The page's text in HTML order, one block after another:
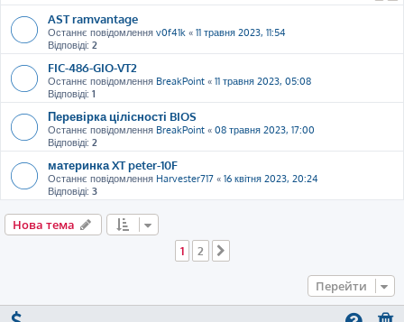
AST ramvantage
Останнє повідомлення v0f41k « 11 травня 2023, 11:54
Відповіді: 2
FIC-486-GIO-VT2
Останнє повідомлення BreakPoint « 11 травня 2023, 05:08
Відповіді: 1
Перевірка цілісності BIOS
Останнє повідомлення BreakPoint « 08 травня 2023, 17:00
Відповіді: 2
материнка XT peter-10F
Останнє повідомлення Harvester717 « 16 квітня 2023, 20:24
Відповіді: 3
Нова тема
1
2
Перейти